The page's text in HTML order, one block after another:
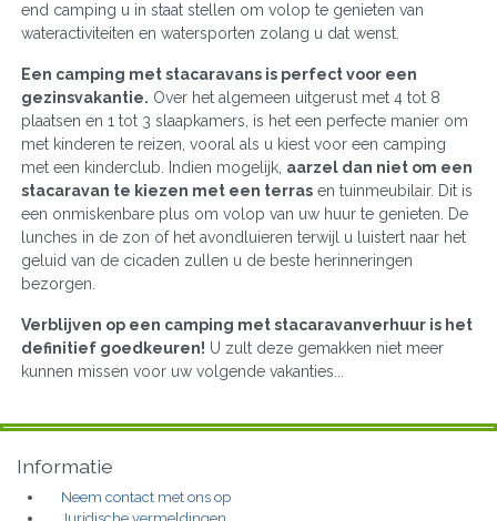
end camping u in staat stellen om volop te genieten van
wateractiviteiten en watersporten zolang u dat wenst.
Een camping met stacaravans is perfect voor een
gezinsvakantie. Over het algemeen uitgerust met 4 tot 8
plaatsen en 1 tot 3 slaapkamers, is het een perfecte manier om
met kinderen te reizen, vooral als u kiest voor een camping
met een kinderclub. Indien mogelijk, aarzel dan niet om een
stacaravan te kiezen met een terras en tuinmeubilair. Dit is
een onmiskenbare plus om volop van uw huur te genieten. De
lunches in de zon of het avondluieren terwijl u luistert naar het
geluid van de cicaden zullen u de beste herinneringen
bezorgen.
Verblijven op een camping met stacaravanverhuur is het
definitief goedkeuren! U zult deze gemakken niet meer
kunnen missen voor uw volgende vakanties...
Informatie
Neem contact met ons op